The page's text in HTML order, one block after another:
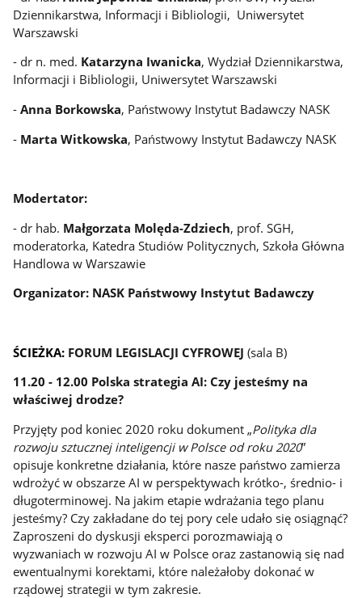
Dziennikarstwa, Informacji i Bibliologii, Uniwersytet
Warszawski
- dr n. med. Katarzyna Iwanicka, Wydział Dziennikarstwa,
Informacji i Bibliologii, Uniwersytet Warszawski
-Anna Borkowska, Państwowy Instytut Badawczy NASK
- Marta Witkowska, Państwowy Instytut Badawczy NASK
Modertator:
- dr hab. Małgorzata Molęda-Zdziech, prof. SGH,
moderatorka, Katedra Studiów Politycznych, Szkoła Główna
Handlowa w Warszawie
Organizator: NASK Państwowy Instytut Badawczy
ŚCIEŻKA: FORUM LEGISLACJI CYFROWEJ(sala B)
11.20 - 12.00 Polska strategia AI: Czy jesteśmy na
właściwej drodze?
Przyjęty pod koniec 2020 roku dokument „Polityka dla
rozwoju sztucznej inteligencji w Polsce od roku 2020”
opisuje konkretne działania, które nasze państwo zamierza
wdrożyć w obszarze AI w perspektywach krótko-, średnio- i
długoterminowej. Na jakim etapie wdrażania tego planu
jesteśmy? Czy zakładane do tej pory cele udało się osiągnąć?
Zaproszeni do dyskusji eksperci porozmawiają o
wyzwaniach w rozwoju AI w Polsce oraz zastanowią się nad
ewentualnymi korektami, które należałoby dokonać w
rządowej strategii w tym zakresie.